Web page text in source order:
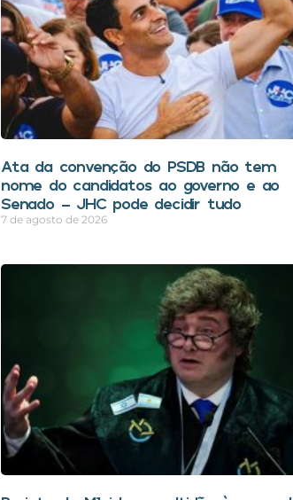
Ata da convenção do PSDB não tem
nome do candidatos ao governo e ao
Senado – JHC pode decidir tudo
7 de agosto de 2026